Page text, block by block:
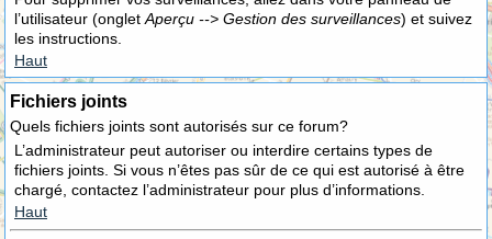
l’utilisateur (onglet Aperçu --> Gestion des surveillances) et suivez
les instructions.
Haut
Fichiers joints
Quels fichiers joints sont autorisés sur ce forum?
L’administrateur peut autoriser ou interdire certains types de
fichiers joints. Si vous n’êtes pas sûr de ce qui est autorisé à être
chargé, contactez l’administrateur pour plus d’informations.
Haut